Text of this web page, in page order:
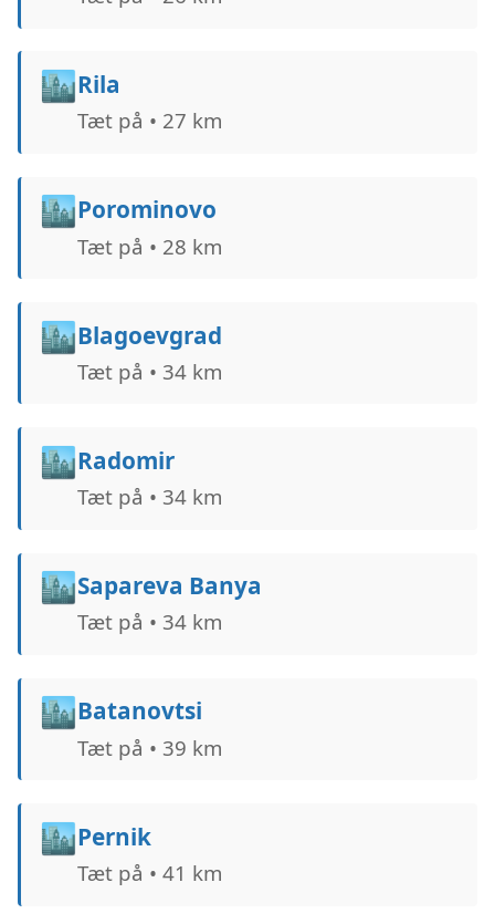
🏙️Rila
Tæt på • 27 km
🏙️Porominovo
Tæt på • 28 km
🏙️Blagoevgrad
Tæt på • 34 km
🏙️Radomir
Tæt på • 34 km
🏙️Sapareva Banya
Tæt på • 34 km
🏙️Batanovtsi
Tæt på • 39 km
🏙️Pernik
Tæt på • 41 km